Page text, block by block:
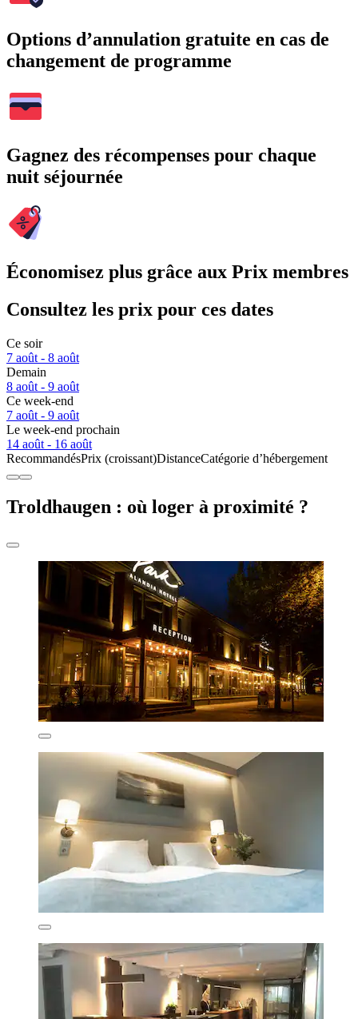
Options d’annulation gratuite en cas de
changement de programme
Gagnez des récompenses pour chaque
nuit séjournée
Économisez plus grâce aux Prix membres
Consultez les prix pour ces dates
Ce soir
7 août - 8 août
Demain
8 août - 9 août
Ce week-end
7 août - 9 août
Le week-end prochain
14 août - 16 août
RecommandésPrix (croissant)DistanceCatégorie d’hébergement
Troldhaugen : où loger à proximité ?